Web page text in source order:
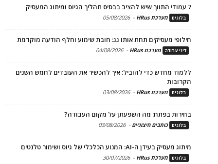
7 עמודי התווך שיש להציב בבסיס תהליך הגיוס ומיתוג המעסיק
בלוגים מערכת HRus -
05/08/2026
חילופי מעסיקים תחת אותו גג: חובת שימוע וחלף הודעה מוקדמת
דיני עבודה מערכת HRus -
04/08/2026
ללמוד מחדש כדי להוביל: איך להכשיר את העובדים לחמש השנים
הקרובות
בלוגים מערכת HRus -
03/08/2026
בחירות בפתח: מה השפעתן על מקום העבודה?
בלוגים כותבים חיצוניים -
03/08/2026
מיתוג מעסיק בעידן ה-AI: המנוע הכלכלי של גיוס ושימור טלנטים
בלוגים מערכת HRus -
30/07/2026